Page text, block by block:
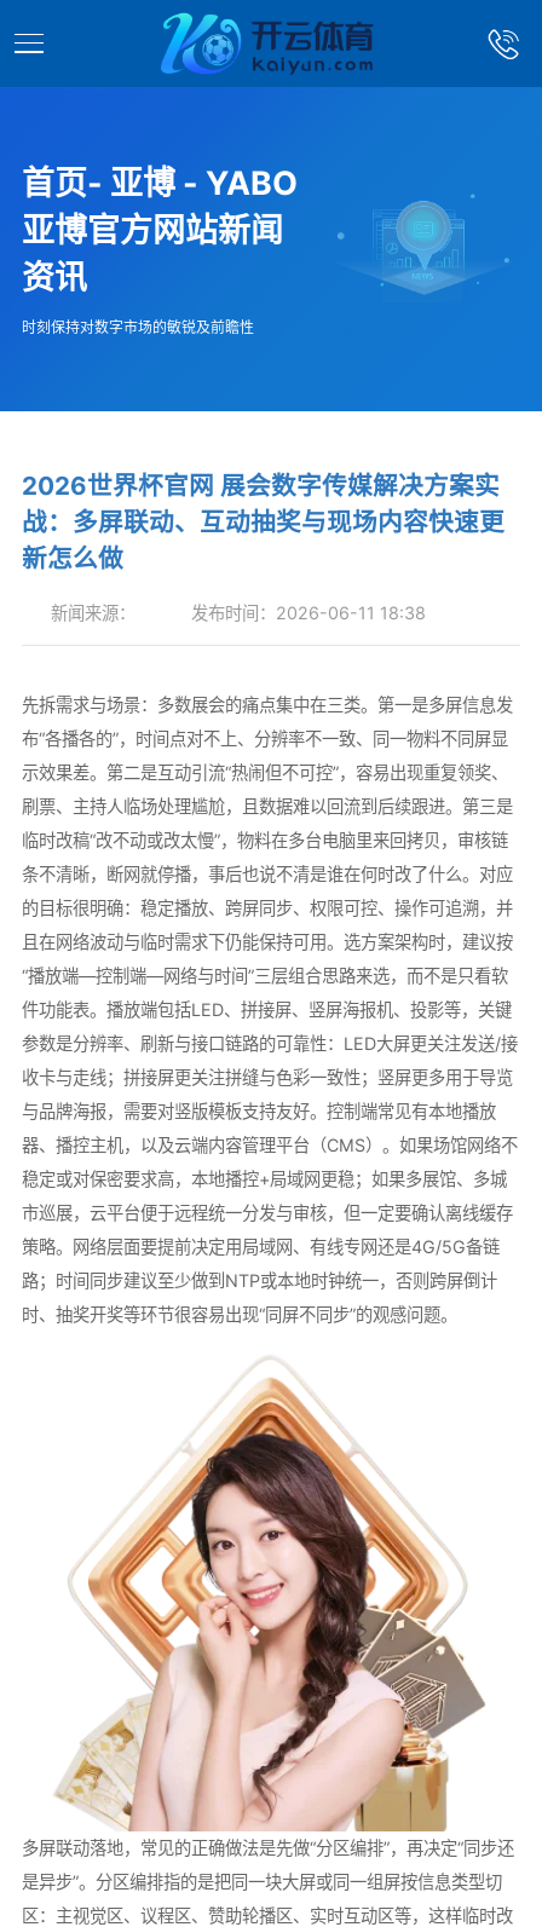
首页- 亚博 - YABO
亚博官方网站新闻
资讯
时刻保持对数字市场的敏锐及前瞻性
2026世界杯官网 展会数字传媒解决方案实
战：多屏联动、互动抽奖与现场内容快速更
新怎么做
新闻来源： 发布时间：2026-06-11 18:38
先拆需求与场景：多数展会的痛点集中在三类。第一是多屏信息发
布“各播各的”，时间点对不上、分辨率不一致、同一物料不同屏显
示效果差。第二是互动引流“热闹但不可控”，容易出现重复领奖、
刷票、主持人临场处理尴尬，且数据难以回流到后续跟进。第三是
临时改稿“改不动或改太慢”，物料在多台电脑里来回拷贝，审核链
条不清晰，断网就停播，事后也说不清是谁在何时改了什么。对应
的目标很明确：稳定播放、跨屏同步、权限可控、操作可追溯，并
且在网络波动与临时需求下仍能保持可用。选方案架构时，建议按
“播放端—控制端—网络与时间”三层组合思路来选，而不是只看软
件功能表。播放端包括LED、拼接屏、竖屏海报机、投影等，关键
参数是分辨率、刷新与接口链路的可靠性：LED大屏更关注发送/接
收卡与走线；拼接屏更关注拼缝与色彩一致性；竖屏更多用于导览
与品牌海报，需要对竖版模板支持友好。控制端常见有本地播放
器、播控主机，以及云端内容管理平台（CMS）。如果场馆网络不
稳定或对保密要求高，本地播控+局域网更稳；如果多展馆、多城
市巡展，云平台便于远程统一分发与审核，但一定要确认离线缓存
策略。网络层面要提前决定用局域网、有线专网还是4G/5G备链
路；时间同步建议至少做到NTP或本地时钟统一，否则跨屏倒计
时、抽奖开奖等环节很容易出现“同屏不同步”的观感问题。
多屏联动落地，常见的正确做法是先做“分区编排”，再决定“同步还
是异步”。分区编排指的是把同一块大屏或同一组屏按信息类型切
区：主视觉区、议程区、赞助轮播区、实时互动区等，这样临时改